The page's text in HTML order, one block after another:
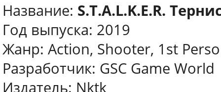
Название: S.T.A.L.K.E.R.
Год выпуска: 2019
Жанр: Action, Shooter, 1st
Разработчик: GSC Game World
Издатель: Nktk